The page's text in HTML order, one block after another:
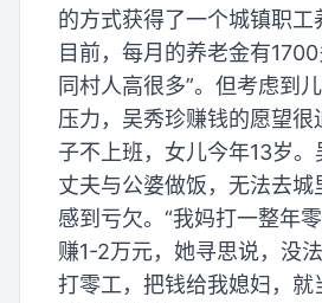
的方式获得了一个城镇职工
目前，每月的养老金有
同村人高很多”。但考虑到
压力，吴秀珍赚钱的愿望很
子不上班，女儿今年13岁
丈夫与公婆做饭，无法去城
感到亏欠。“我妈打一整年
赚1-2万元，她寻思说，没
打零工，把钱给我媳妇，就